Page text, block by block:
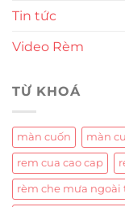
Tin tức
Video Rèm
TỪ KHOÁ
màn cuốn màn
rem cua cao cap
rèm che mưa ngoài